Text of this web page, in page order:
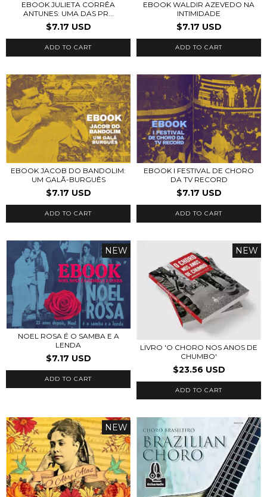
EBOOK JULIETA CORRÊA
ANTUNES: UMA DAS PR...
$7.17 USD
ADD TO CART
EBOOK WALDIR AZEVEDO NA
INTIMIDADE
$7.17 USD
ADD TO CART
EBOOK JACOB DO BANDOLIM:
UM GALÃ-BURGUÊS
$7.17 USD
ADD TO CART
EBOOK I FESTIVAL DE CHORO
DA TV RECORD
$7.17 USD
ADD TO CART
NEW
NOEL ROSA É O SAMBA E A
LENDA
$7.17 USD
ADD TO CART
NEW
LIVRO 'O CHORO NOS ANOS DE
CHUMBO'
$23.56 USD
ADD TO CART
NEW